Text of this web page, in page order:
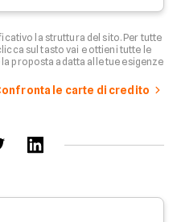
la struttura del sito. Per tutte
sul tasto vai e ottieni tutte le
proposta adatta alle tue esigenze
le carte di credito